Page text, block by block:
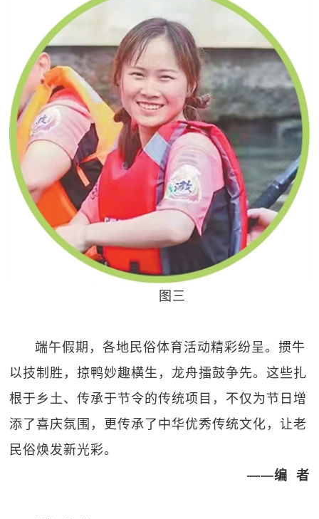
图三
端午假期，各地民俗体育活动精彩纷呈。掼牛
以技制胜，掠鸭妙趣横生，龙舟擂鼓争先。这些扎
根于乡土、传承于节令的传统项目，不仅为节日增
添了喜庆氛围，更传承了中华优秀传统文化，让老
民俗焕发新光彩。
——编 者